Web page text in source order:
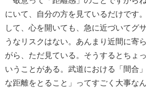
にいて、自分の方を見ているだけです
して、心を開いても、急に近づいてグ
うなリスクはない。あんまり近間に寄
がら、ただ見ている。そうするとちょ
いうことがある。武道における「間合
な距離をとること」ってすごく大事なん